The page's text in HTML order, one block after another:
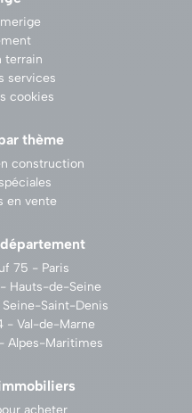
terrain
services
cookies
thème
construction
en vente
75 - Paris
Hauts-de-Seine
Saint-Denis
- Val-de-Marne
Alpes-Maritimes